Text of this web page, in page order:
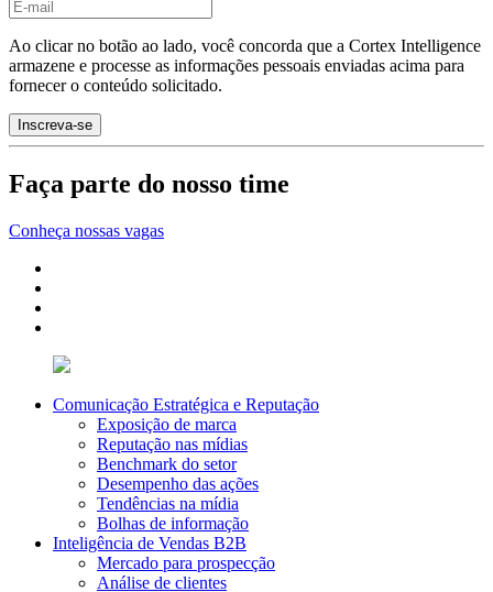
Ao clicar no botão ao lado, você concorda que a Cortex Intelligence
armazene e processe as informações pessoais enviadas acima para
fornecer o conteúdo solicitado.
Faça parte do nosso time
Conheça nossas vagas
Comunicação Estratégica e Reputação
Exposição de marca
Reputação nas mídias
Benchmark do setor
Desempenho das ações
Tendências na mídia
Bolhas de informação
Inteligência de Vendas B2B
Mercado para prospecção
Análise de clientes